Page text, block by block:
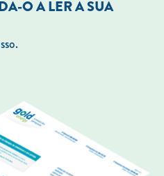
O A LER A SUA